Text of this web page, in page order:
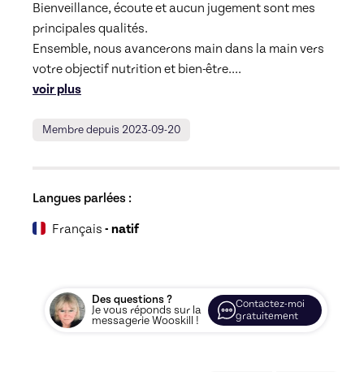
Bienveillance, écoute et aucun jugement sont mes
principales qualités.
Ensemble, nous avancerons main dans la main vers
votre objectif nutrition et bien-être....
voir plus
Membre depuis 2023-09-20
Langues parlées :
Français - natif
Des questions ?
Je vous réponds sur la
messagerie Wooskill !
Contactez-moi
gratuitement